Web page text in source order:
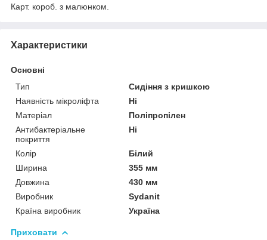
Карт. короб. з малюнком.
Характеристики
Основні
Тип
Сидіння з кришкою
Наявність мікроліфта
Ні
Матеріал
Поліпропілен
Антибактеріальне
покриття
Ні
Колір
Білий
Ширина
355 мм
Довжина
430 мм
Виробник
Sydanit
Країна виробник
Україна
Приховати